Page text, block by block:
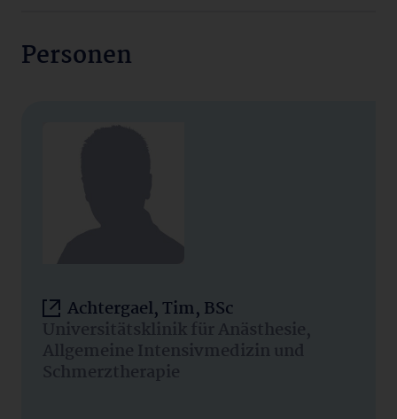
Personen
Achtergael, Tim, BSc
Universitätsklinik für Anästhesie,
Allgemeine Intensivmedizin und
Schmerztherapie